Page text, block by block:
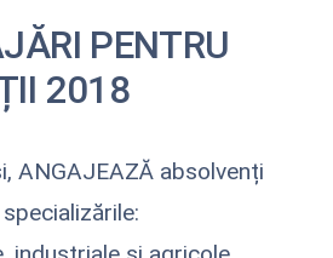
PENTRU
2018
ANGAJEAZĂ absolvenți